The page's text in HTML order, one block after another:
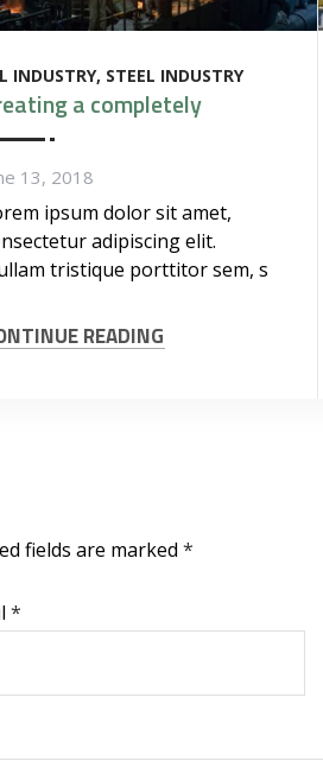
INDUSTRY STEEL INDUSTRY
a completely
13, 2018
ipsum dolor sit amet,
adipiscing elit.
tristique porttitor sem, s
READING
fields are marked *
*